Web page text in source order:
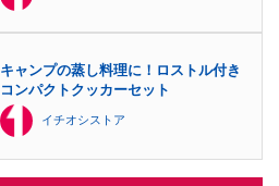
キャンプの蒸し料理に！ロストル付き
コンパクトクッカーセット
イチオシストア